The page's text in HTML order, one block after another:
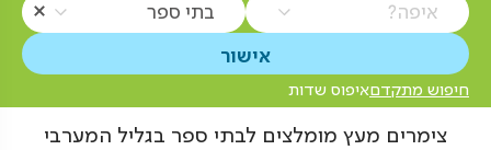
איפה? בתי ספר
חיפוש מתקדםאיפוס שדות
צימרים מעץ מומלצים לבתי ספר בגליל המערבי